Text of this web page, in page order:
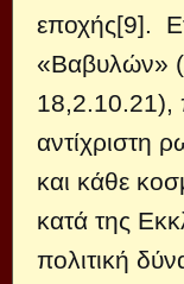
εποχής[9].
«Βαβυλών»
18,2.10.21),
αντίχριστη
και κάθε
κατά της
πολιτική